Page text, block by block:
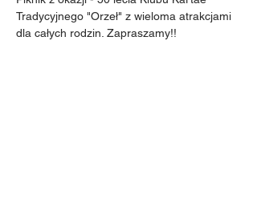
Tradycyjnego "Orzeł" z wieloma atrakcjami
dla całych rodzin. Zapraszamy!!